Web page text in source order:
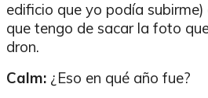
edificio que yo podía
que tengo de sacar la foto
dron.
Calm: ¿Eso en qué año fue?